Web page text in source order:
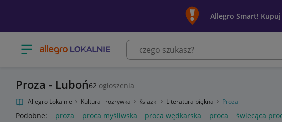
Allegro Smart! Kupuj
Otwórz menu z kategoriami
Proza - Luboń62 ogłoszenia
Allegro Lokalnie Kultura i rozrywka Książki Literatura piękna Proza
Podobne: proza proca myśliwska proca wędkarska proca świecąca